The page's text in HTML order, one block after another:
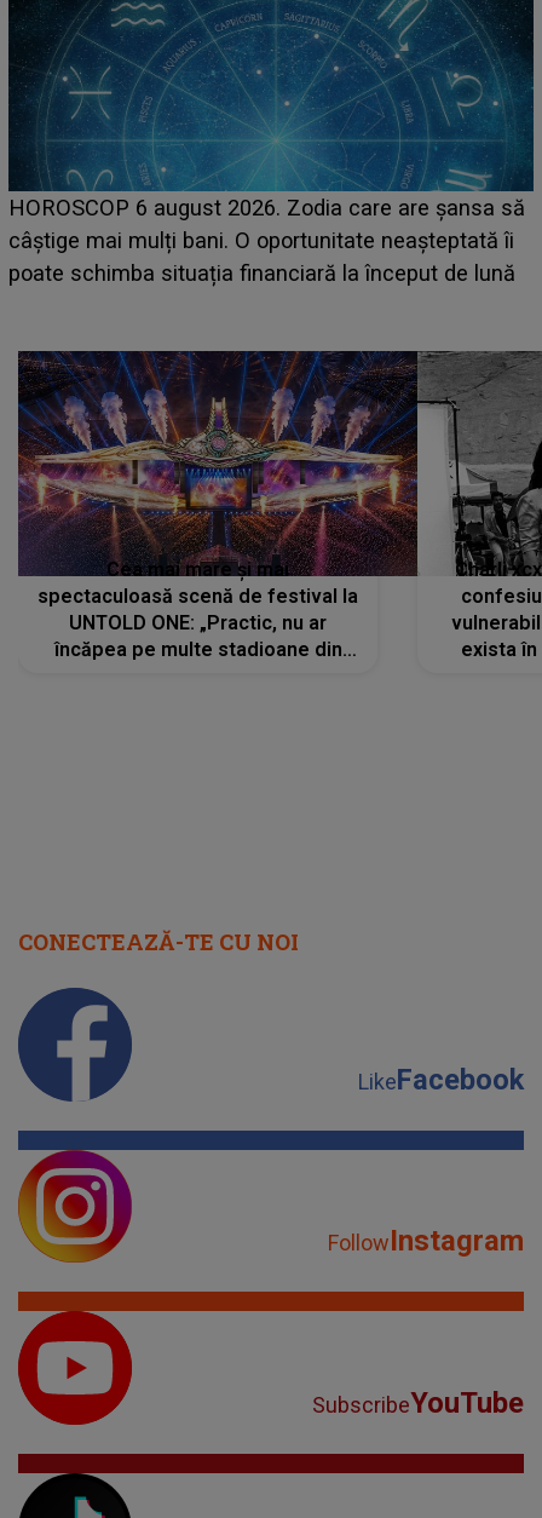
LINE-UP UNTOLD ONE, prima zi. Cine sunt artiștii
care deschid festivalul și de la ce ore au loc cele mai
așteptate concerte pe scena principală?
Cea mai mare și mai
spectaculoasă scenă de festival la
UNTOLD ONE: „Practic, nu ar
încăpea pe multe stadioane din
Charli
exista
CONECTEAZĂ-TE CU NOI
LikeFacebook
FollowInstagram
SubscribeYouTube